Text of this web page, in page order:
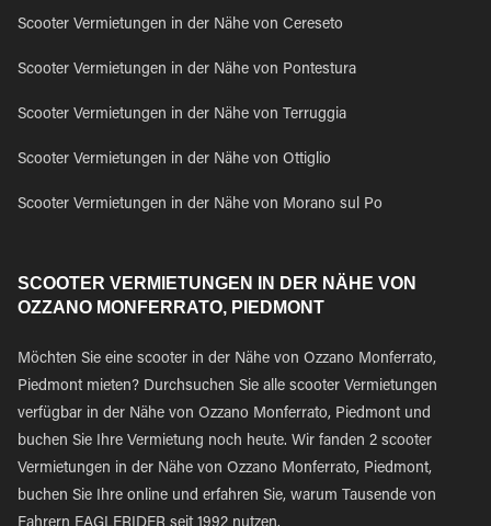
Scooter Vermietungen in der Nähe von Cereseto
Scooter Vermietungen in der Nähe von Pontestura
Scooter Vermietungen in der Nähe von Terruggia
Scooter Vermietungen in der Nähe von Ottiglio
Scooter Vermietungen in der Nähe von Morano sul Po
SCOOTER VERMIETUNGEN IN DER NÄHE VON
OZZANO MONFERRATO, PIEDMONT
Möchten Sie eine scooter in der Nähe von Ozzano Monferrato,
Piedmont mieten? Durchsuchen Sie alle scooter Vermietungen
verfügbar in der Nähe von Ozzano Monferrato, Piedmont und
buchen Sie Ihre Vermietung noch heute. Wir fanden 2 scooter
Vermietungen in der Nähe von Ozzano Monferrato, Piedmont,
buchen Sie Ihre online und erfahren Sie, warum Tausende von